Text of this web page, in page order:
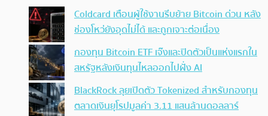
Coldcard เตือนผู้ใช้งานรีบย้าย Bitcoin ด่วน หลัง
ช่องโหว่ยังอุดไม่ได้ และถูกเจาะต่อเนื่อง
กองทุน Bitcoin ETF เจ๊งและปิดตัวเป็นแห่งแรกใน
สหรัฐหลังเงินทุนไหลออกไปฝั่ง AI
BlackRock ลุยเปิดตัว Tokenized สำหรับกองทุน
ตลาดเงินยุโรปมูลค่า 3.11 แสนล้านดอลลาร์